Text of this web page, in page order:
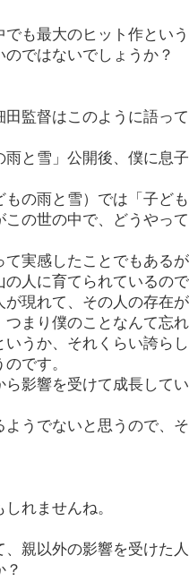
も最大のヒット作とい
ではないでしょうか？
監督はこのように語って
雨と雪」公開後、僕に息
の雨と雪）では「子ど
この世の中で、どうやっ
て実感したことでもある
人に育てられているの
現れて、その人の存在
まり僕のことなんて忘
うか、それくらい誇ら
です。
影響を受けて成長して
うでないと思うので、
れませんね。
、親以外の影響を受けた